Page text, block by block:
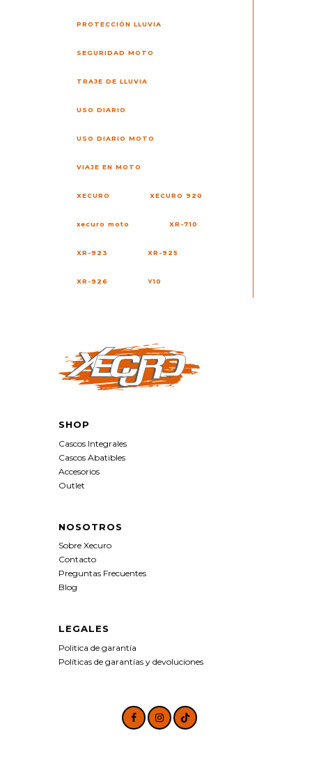
PROTECCIÓN LLUVIA
SEGURIDAD MOTO
TRAJE DE LLUVIA
USO DIARIO
USO DIARIO MOTO
VIAJE EN MOTO
XECURO XECURO 920
xecuro moto XR-710
XR-923 XR-925
XR-926 Y10
SHOP
Cascos Integrales
Cascos Abatibles
Accesorios
Outlet
NOSOTROS
Sobre Xecuro
Contacto
Preguntas Frecuentes
Blog
LEGALES
Politica de garantía
Políticas de garantías y devoluciones